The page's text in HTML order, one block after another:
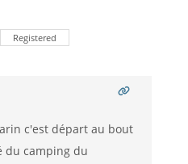
Registered
c'est départ au bout
du camping du